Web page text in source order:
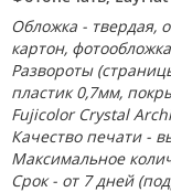
Обложка - твердая,
картон, фотообложка
Развороты
пластик 0,7мм,
Fujicolor Crystal
Качество печати -
Максимальное
Срок - от 7 дней